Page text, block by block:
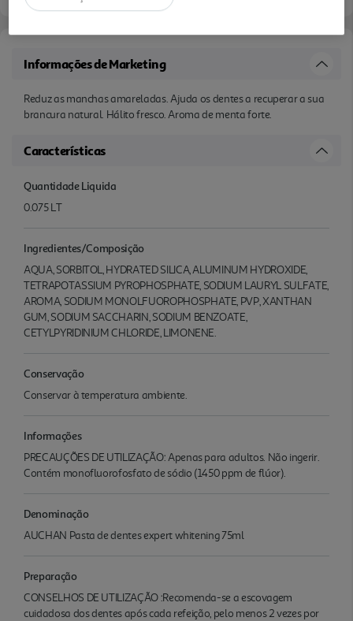
Informações de Marketing
Reduz as manchas amareladas. Ajuda os dentes a recuperar a sua
brancura natural. Hálito fresco. Aroma de menta forte.
Características
Quantidade Liquida
0.075 LT
Ingredientes/Composição
AQUA, SORBITOL, HYDRATED SILICA, ALUMINUM HYDROXIDE,
TETRAPOTASSIUM PYROPHOSPHATE, SODIUM LAURYL SULFATE,
AROMA, SODIUM MONOLFUOROPHOSPHATE, PVP, XANTHAN
GUM, SODIUM SACCHARIN, SODIUM BENZOATE,
CETYLPYRIDINIUM CHLORIDE, LIMONENE.
Conservação
Conservar à temperatura ambiente.
Informações
PRECAUÇÕES DE UTILIZAÇÃO: Apenas para adultos. Não ingerir.
Contém monofluorofosfato de sódio (1450 ppm de flúor).
Denominação
AUCHAN Pasta de dentes expert whitening 75ml
Preparação
CONSELHOS DE UTILIZAÇÃO :Recomenda-se a escovagem
cuidadosa dos dentes após cada refeição, pelo menos 2 vezes por